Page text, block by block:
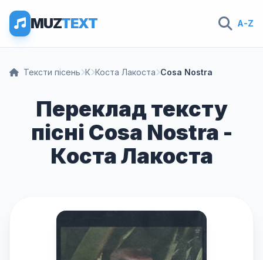
MUZTEXT A-Z
Тексти пісень К Коста Лакоста Cosa Nostra
Переклад тексту
пісні Cosa Nostra -
Коста Лакоста